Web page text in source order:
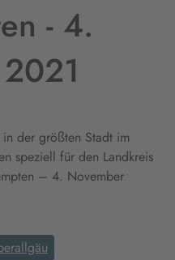
- 4.
der größten Stadt im
speziell für den Landkreis
– 4. November